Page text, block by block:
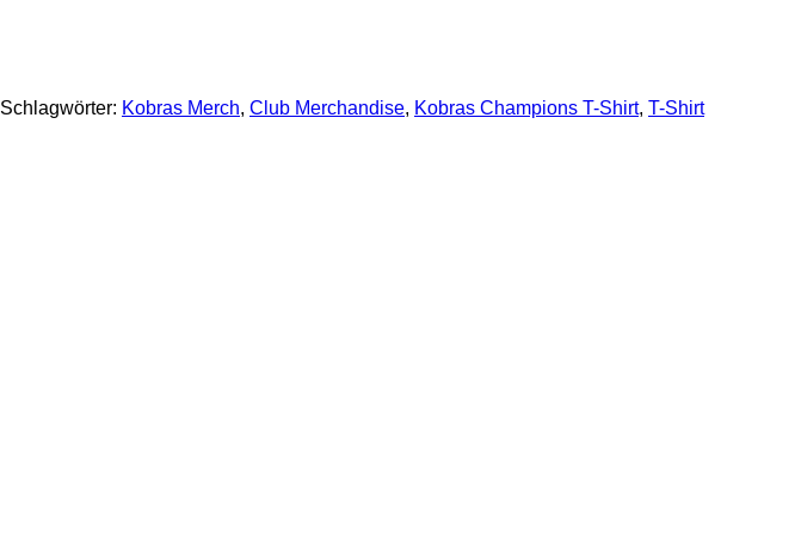
Schlagwörter: Kobras Merch, Club Merchandise, Kobras Champions T-Shirt, T-Shirt